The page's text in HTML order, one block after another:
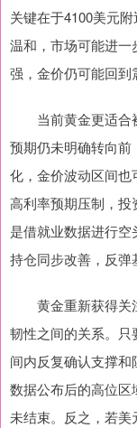
关键在于4100美元
温和，市场可能进
强，金价仍可能回到
当前黄金更适合被
预期仍未明确转向
化，金价波动区间
高利率预期压制，投
是借就业数据进行
持仓同步改善，反弹
黄金重新获得关
韧性之间的关系。
间内反复确认支撑
数据公布后的高位
未结束。反之，若